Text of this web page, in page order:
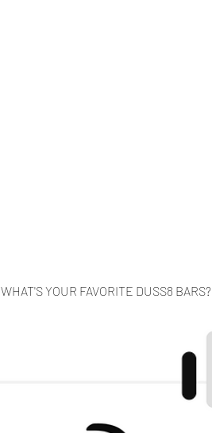
WHAT'S YOUR FAVORITE DUSS8 BARS?